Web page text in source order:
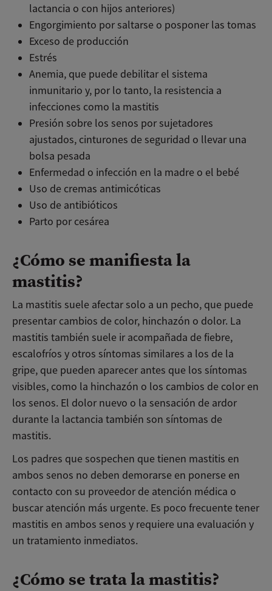
lactancia o con hijos anteriores)
Engorgimiento por saltarse o posponer las tomas
Exceso de producción
Estrés
Anemia, que puede debilitar el sistema
inmunitario y, por lo tanto, la resistencia a
infecciones como la mastitis
Presión sobre los senos por sujetadores
ajustados, cinturones de seguridad o llevar una
bolsa pesada
Enfermedad o infección en la madre o el bebé
Uso de cremas antimicóticas
Uso de antibióticos
Parto por cesárea
¿Cómo se manifiesta la
mastitis?
La mastitis suele afectar solo a un pecho, que puede
presentar cambios de color, hinchazón o dolor. La
mastitis también suele ir acompañada de fiebre,
escalofríos y otros síntomas similares a los de la
gripe, que pueden aparecer antes que los síntomas
visibles, como la hinchazón o los cambios de color en
los senos. El dolor nuevo o la sensación de ardor
durante la lactancia también son síntomas de
mastitis.
Los padres que sospechen que tienen mastitis en
ambos senos no deben demorarse en ponerse en
contacto con su proveedor de atención médica o
buscar atención más urgente. Es poco frecuente tener
mastitis en ambos senos y requiere una evaluación y
un tratamiento inmediatos.
¿Cómo se trata la mastitis?